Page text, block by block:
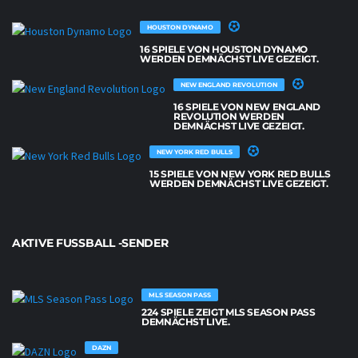
HOUSTON DYNAMO
16 SPIELE VON HOUSTON DYNAMO
WERDEN DEMNÄCHST LIVE GEZEIGT.
NEW ENGLAND REVOLUTION
16 SPIELE VON NEW ENGLAND
REVOLUTION WERDEN
DEMNÄCHST LIVE GEZEIGT.
NEW YORK RED BULLS
15 SPIELE VON NEW YORK RED BULLS
WERDEN DEMNÄCHST LIVE GEZEIGT.
AKTIVE FUSSBALL -SENDER
MLS SEASON PASS
224 SPIELE ZEIGT MLS SEASON PASS
DEMNÄCHST LIVE.
DAZN